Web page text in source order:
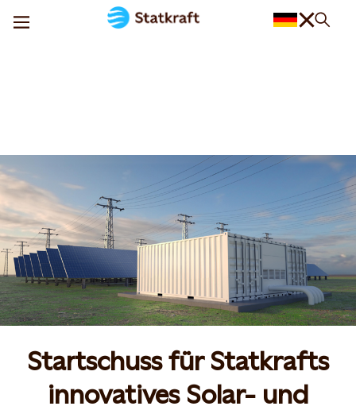
Startschuss für Statkrafts
innovatives Solar- und